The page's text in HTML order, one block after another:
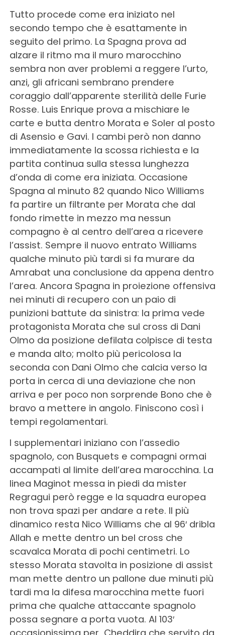
Tutto procede come era iniziato nel
secondo tempo che è esattamente in
seguito del primo. La Spagna prova ad
alzare il ritmo ma il muro marocchino
sembra non aver problemi a reggere l’urto,
anzi, gli africani sembrano prendere
coraggio dall’apparente sterilità delle Furie
Rosse. Luis Enrique prova a mischiare le
carte e butta dentro Morata e Soler al posto
di Asensio e Gavi. I cambi però non danno
immediatamente la scossa richiesta e la
partita continua sulla stessa lunghezza
d’onda di come era iniziata. Occasione
Spagna al minuto 82 quando Nico Williams
fa partire un filtrante per Morata che dal
fondo rimette in mezzo ma nessun
compagno è al centro dell’area a ricevere
l’assist. Sempre il nuovo entrato Williams
qualche minuto più tardi si fa murare da
Amrabat una conclusione da appena dentro
l’area. Ancora Spagna in proiezione offensiva
nei minuti di recupero con un paio di
punizioni battute da sinistra: la prima vede
protagonista Morata che sul cross di Dani
Olmo da posizione defilata colpisce di testa
e manda alto; molto più pericolosa la
seconda con Dani Olmo che calcia verso la
porta in cerca di una deviazione che non
arriva e per poco non sorprende Bono che è
bravo a mettere in angolo. Finiscono così i
tempi regolamentari.
I supplementari iniziano con l’assedio
spagnolo, con Busquets e compagni ormai
accampati al limite dell’area marocchina. La
linea Maginot messa in piedi da mister
Regragui però regge e la squadra europea
non trova spazi per andare a rete. Il più
dinamico resta Nico Williams che al 96′ dribla
Allah e mette dentro un bel cross che
scavalca Morata di pochi centimetri. Lo
stesso Morata stavolta in posizione di assist
man mette dentro un pallone due minuti più
tardi ma la difesa marocchina mette fuori
prima che qualche attaccante spagnolo
possa segnare a porta vuota. Al 103′